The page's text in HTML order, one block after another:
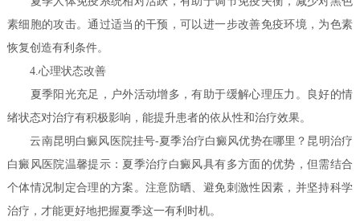
素细胞的攻击。通过适当的干预，可以进一步改善免疫环境，为色素
恢复创造有利条件。
4.心理状态改善
夏季阳光充足，户外活动增多，有助于缓解心理压力。良好的情
绪状态对治疗有积极影响，能提升患者的依从性和治疗效果。
云南昆明白癜风医院挂号-夏季治疗白癜风优势在哪里？昆明治疗
白癜风医院温馨提示：夏季治疗白癜风具有多方面的优势，但需结合
个体情况制定合理的方案。注意防晒、避免刺激性因素，并坚持科学
治疗，才能更好地把握夏季这一有利时机。